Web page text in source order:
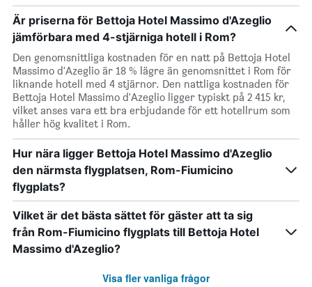
Är priserna för Bettoja Hotel Massimo d'Azeglio
jämförbara med 4-stjärniga hotell i Rom?
Den genomsnittliga kostnaden för en natt på Bettoja Hotel
Massimo d'Azeglio är 18 % lägre än genomsnittet i Rom för
liknande hotell med 4 stjärnor. Den nattliga kostnaden för
Bettoja Hotel Massimo d'Azeglio ligger typiskt på 2 415 kr,
vilket anses vara ett bra erbjudande för ett hotellrum som
håller hög kvalitet i Rom.
Hur nära ligger Bettoja Hotel Massimo d'Azeglio
den närmsta flygplatsen, Rom-Fiumicino
flygplats?
Vilket är det bästa sättet för gäster att ta sig
från Rom-Fiumicino flygplats till Bettoja Hotel
Massimo d'Azeglio?
Visa fler vanliga frågor